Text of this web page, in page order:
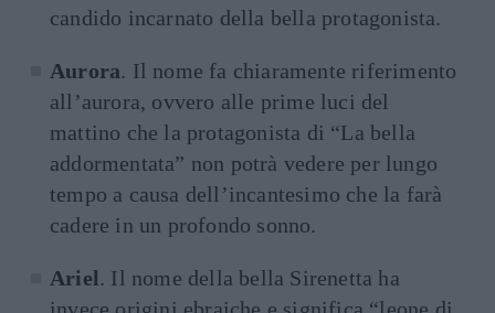
candido incarnato della bella protagonista.
Aurora. Il nome fa chiaramente riferimento
all’aurora, ovvero alle prime luci del
mattino che la protagonista di “La bella
addormentata” non potrà vedere per lungo
tempo a causa dell’incantesimo che la farà
cadere in un profondo sonno.
Ariel. Il nome della bella Sirenetta ha